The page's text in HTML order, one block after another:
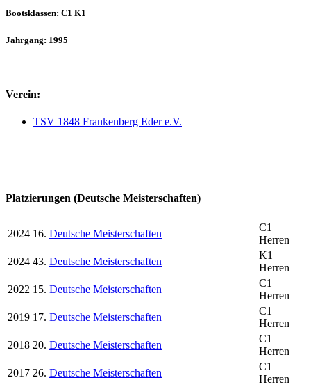
Bootsklassen: C1 K1
Jahrgang: 1995
Verein:
TSV 1848 Frankenberg Eder e.V.
Platzierungen (Deutsche Meisterschaften)
2024 16. Deutsche Meisterschaften
C1
Herren
2024 43. Deutsche Meisterschaften
K1
Herren
2022 15. Deutsche Meisterschaften
C1
Herren
2019 17. Deutsche Meisterschaften
C1
Herren
2018 20. Deutsche Meisterschaften
C1
Herren
2017 26. Deutsche Meisterschaften
C1
Herren